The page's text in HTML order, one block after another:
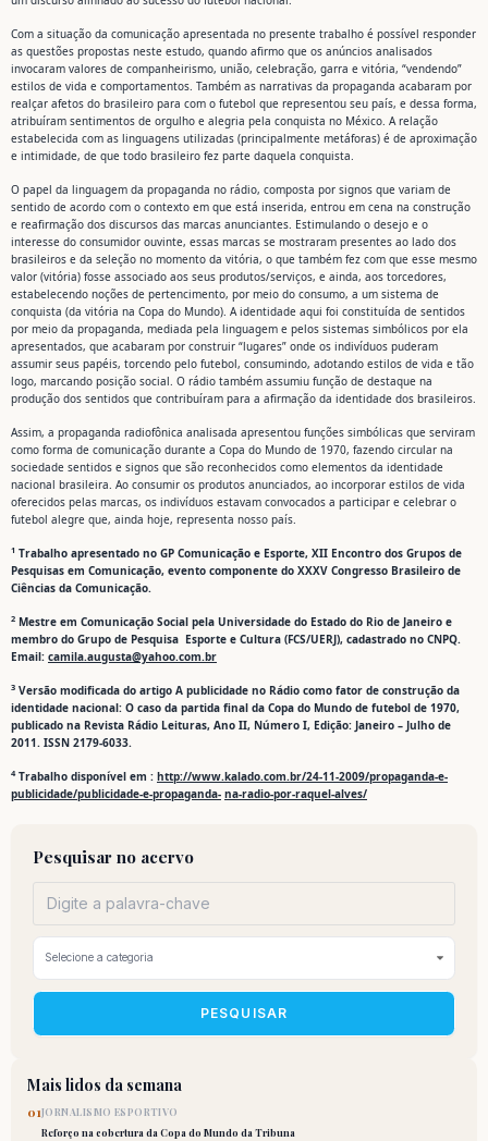
Com a situação da comunicação apresentada no presente trabalho é possível responder
as questões propostas neste estudo, quando afirmo que os anúncios analisados
invocaram valores de companheirismo, união, celebração, garra e vitória, “vendendo”
estilos de vida e comportamentos. Também as narrativas da propaganda acabaram por
realçar afetos do brasileiro para com o futebol que representou seu país, e dessa forma,
atribuíram sentimentos de orgulho e alegria pela conquista no México. A relação
estabelecida com as linguagens utilizadas (principalmente metáforas) é de aproximação
e intimidade, de que todo brasileiro fez parte daquela conquista.
O papel da linguagem da propaganda no rádio, composta por signos que variam de
sentido de acordo com o contexto em que está inserida, entrou em cena na construção
e reafirmação dos discursos das marcas anunciantes. Estimulando o desejo e o
interesse do consumidor ouvinte, essas marcas se mostraram presentes ao lado dos
brasileiros e da seleção no momento da vitória, o que também fez com que esse mesmo
valor (vitória) fosse associado aos seus produtos/serviços, e ainda, aos torcedores,
estabelecendo noções de pertencimento, por meio do consumo, a um sistema de
conquista (da vitória na Copa do Mundo). A identidade aqui foi constituída de sentidos
por meio da propaganda, mediada pela linguagem e pelos sistemas simbólicos por ela
apresentados, que acabaram por construir “lugares” onde os indivíduos puderam
assumir seus papéis, torcendo pelo futebol, consumindo, adotando estilos de vida e tão
logo, marcando posição social. O rádio também assumiu função de destaque na
produção dos sentidos que contribuíram para a afirmação da identidade dos brasileiros.
Assim, a propaganda radiofônica analisada apresentou funções simbólicas que serviram
como forma de comunicação durante a Copa do Mundo de 1970, fazendo circular na
sociedade sentidos e signos que são reconhecidos como elementos da identidade
nacional brasileira. Ao consumir os produtos anunciados, ao incorporar estilos de vida
oferecidos pelas marcas, os indivíduos estavam convocados a participar e celebrar o
futebol alegre que, ainda hoje, representa nosso país.
1 Trabalho apresentado no GP Comunicação e Esporte, XII Encontro dos Grupos de
Pesquisas em Comunicação, evento componente do XXXV Congresso Brasileiro de
Ciências da Comunicação.
2 Mestre em Comunicação Social pela Universidade do Estado do Rio de Janeiro e
membro do Grupo de Pesquisa Esporte e Cultura (FCS/UERJ), cadastrado no CNPQ.
Email: camila.augusta@yahoo.com.br
3 Versão modificada do artigo A publicidade no Rádio como fator de construção da
identidade nacional: O caso da partida final da Copa do Mundo de futebol de 1970,
publicado na Revista Rádio Leituras, Ano II, Número I, Edição: Janeiro – Julho de
2011. ISSN 2179-6033.
4Trabalho disponível em : http://www.kalado.com.br/24-11-2009/propaganda-e-
publicidade/publicidade-e-propaganda- na-radio-por-raquel-alves/
Pesquisar no acervo
PESQUISAR
Mais lidos da semana
01JORNALISMO ESPORTIVO
Reforço na cobertura da Copa do Mundo da Tribuna